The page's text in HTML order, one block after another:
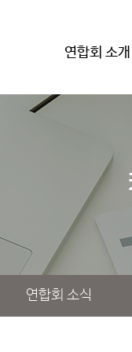
연합회 소개
연합회 소식